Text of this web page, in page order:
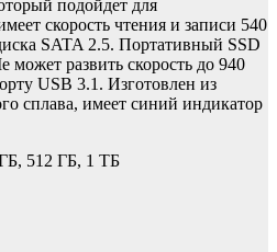
подойдет для
скорость чтения и записи 540
SATA 2.5. Портативный SSD
развить скорость до 940
USB 3.1. Изготовлен из
сплава, имеет синий индикатор
512 ГБ, 1 ТБ